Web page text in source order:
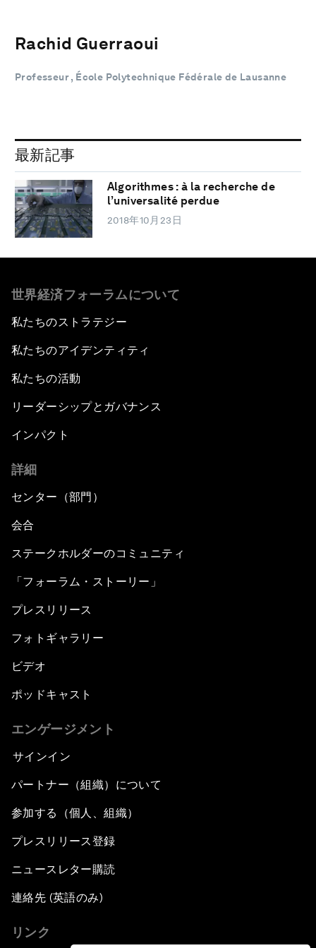
Rachid Guerraoui
Professeur , École Polytechnique Fédérale de Lausanne
最新記事
Algorithmes : à la recherche de
l’universalité perdue
2018年10月23日
世界経済フォーラムについて
私たちのストラテジー
私たちのアイデンティティ
私たちの活動
リーダーシップとガバナンス
インパクト
詳細
センター（部門）
会合
ステークホルダーのコミュニティ
「フォーラム・ストーリー」
プレスリリース
フォトギャラリー
ビデオ
ポッドキャスト
エンゲージメント
サインイン
パートナー（組織）について
参加する（個人、組織）
プレスリリース登録
ニュースレター購読
連絡先 (英語のみ)
リンク